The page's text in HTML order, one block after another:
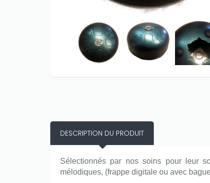
DESCRIPTION DU PRODUIT
Sélectionnés par nos soins pour leur
mélodiques, (frappe digitale ou avec